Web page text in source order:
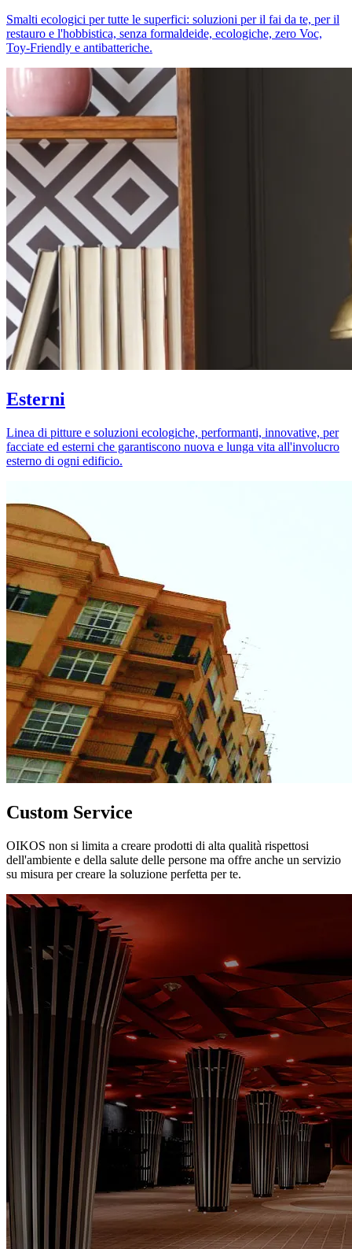
Smalti ecologici per tutte le superfici: soluzioni per il fai da te, per il
restauro e l'hobbistica, senza formaldeide, ecologiche, zero Voc,
Toy-Friendly e antibatteriche.
Esterni
Linea di pitture e soluzioni ecologiche, performanti, innovative, per
facciate ed esterni che garantiscono nuova e lunga vita all'involucro
esterno di ogni edificio.
Custom Service
OIKOS non si limita a creare prodotti di alta qualità rispettosi
dell'ambiente e della salute delle persone ma offre anche un servizio
su misura per creare la soluzione perfetta per te.